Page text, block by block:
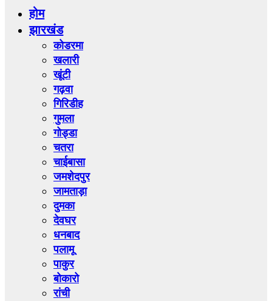
होम
झारखंड
कोडरमा
खलारी
खूंटी
गढ़वा
गिरिडीह
गुमला
गोड्डा
चतरा
चाईबासा
जमशेदपुर
जामताड़ा
दुमका
देवघर
धनबाद
पलामू
पाकुर
बोकारो
रांची